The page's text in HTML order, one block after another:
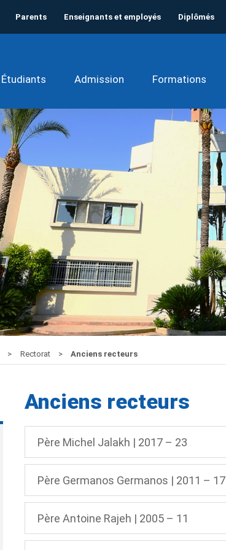
Parents Enseignants et employés Diplômés
Étudiants Admission Formations
Rectorat Anciens recteurs
Anciens recteurs
Père Michel Jalakh | 2017 – 23
Père Germanos Germanos | 2011 – 17
Père Antoine Rajeh | 2005 – 11